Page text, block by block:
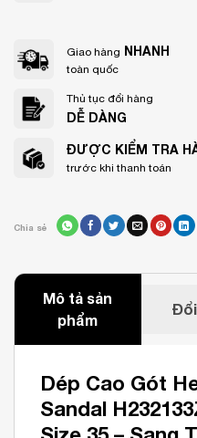
Giao hàng NHANH
toàn quốc
Thủ tục đổi hàng
DỄ DÀNG
ĐƯỢC KIỂM TRA
trước khi thanh toán
Chia sẻ
Mô tả sản
phẩm
Dép Cao Gót
Sandal